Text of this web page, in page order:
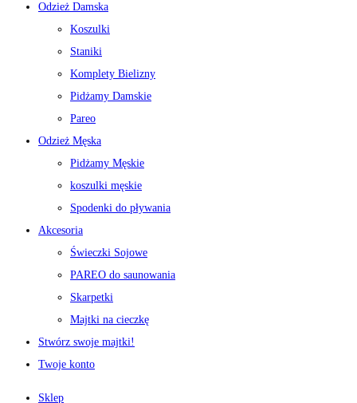
Odzież Damska
Koszulki
Staniki
Komplety Bielizny
Pidżamy Damskie
Pareo
Odzież Męska
Pidżamy Męskie
koszulki męskie
Spodenki do pływania
Akcesoria
Świeczki Sojowe
PAREO do saunowania
Skarpetki
Majtki na cieczkę
Stwórz swoje majtki!
Twoje konto
Sklep